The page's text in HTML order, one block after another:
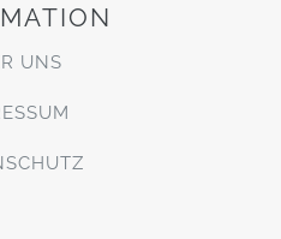
UNS